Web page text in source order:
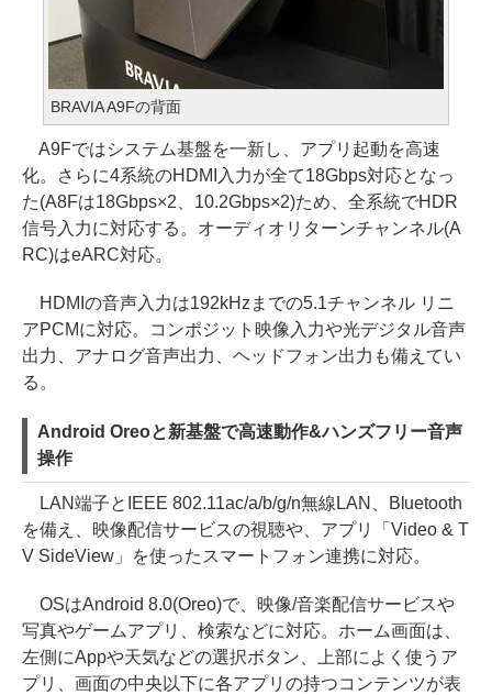
BRAVIA A9Fの背面
A9Fではシステム基盤を一新し、アプリ起動を高速
化。さらに4系統のHDMI入力が全て18Gbps対応となっ
た(A8Fは18Gbps×2、10.2Gbps×2)ため、全系統でHDR
信号入力に対応する。オーディオリターンチャンネル(A
RC)はeARC対応。
HDMIの音声入力は192kHzまでの5.1チャンネル リニ
アPCMに対応。コンポジット映像入力や光デジタル音声
出力、アナログ音声出力、ヘッドフォン出力も備えてい
る。
Android Oreoと新基盤で高速動作&ハンズフリー音声
操作
LAN端子とIEEE 802.11ac/a/b/g/n無線LAN、Bluetooth
を備え、映像配信サービスの視聴や、アプリ「Video & T
V SideView」を使ったスマートフォン連携に対応。
OSはAndroid 8.0(Oreo)で、映像/音楽配信サービスや
写真やゲームアプリ、検索などに対応。ホーム画面は、
左側にAppや天気などの選択ボタン、上部によく使うア
プリ、画面の中央以下に各アプリの持つコンテンツが表